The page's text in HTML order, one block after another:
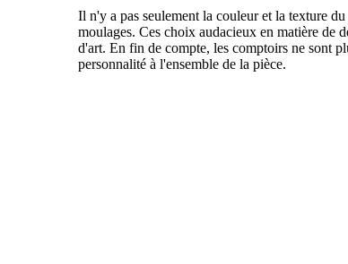
Il n'y a pas seulement la couleur et la texture
moulages. Ces choix audacieux en matière de
d'art. En fin de compte, les comptoirs ne sont
personnalité à l'ensemble de la pièce.